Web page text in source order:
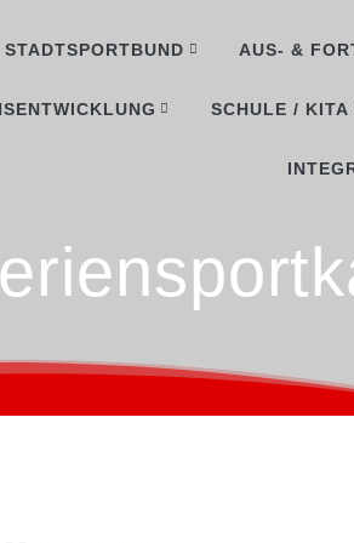
STADTSPORTBUND AUS- &
SCHULE / KITA